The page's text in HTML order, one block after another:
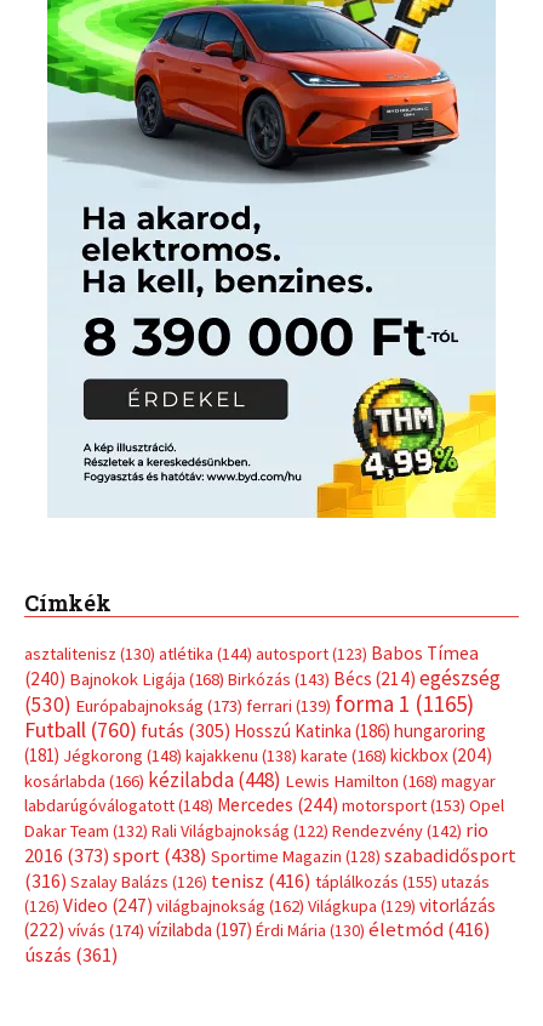
Címkék
asztalitenisz (130) atlétika (144) autosport(123) Babos Tímea
(240) Bajnokok Ligája (168) Birkózás (143) Bécs (214) egészség
(530) Európabajnokság (173) ferrari (139) forma 1 (1165)
Futball (760) futás (305) Hosszú Katinka (186) hungaroring
(181) Jégkorong (148) kajakkenu (138) karate (168) kickbox(204)
kosárlabda (166) kézilabda(448) Lewis Hamilton (168) magyar
labdarúgóválogatott(148) Mercedes (244) motorsport(153) Opel
Dakar Team (132) Rali Világbajnokság (122) Rendezvény(142) rio
2016 (373) sport(438) Sportime Magazin (128) szabadidősport
(316) Szalay Balázs (126) tenisz (416) táplálkozás (155) utazás
(126) Video (247) világbajnokság (162) Világkupa (129) vitorlázás
(222) vívás (174) vízilabda (197) Érdi Mária (130) életmód(416)
úszás (361)